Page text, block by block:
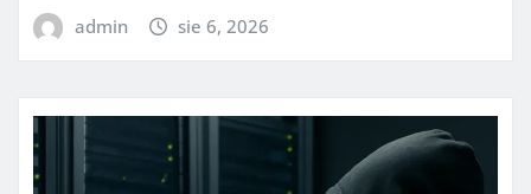
admin sie 6, 2026